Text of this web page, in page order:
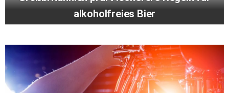
alkoholfreies Bier